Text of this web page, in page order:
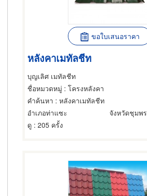
ขอใบเสนอราคา
หลังคาเมทัลชีท
บุญเลิศ เมทัลชีท
ชื่อหมวดหมู่ : โครงหลังคา
คำค้นหา : หลังคาเมทัลชีท
อำเภอท่าแซะ
จังหวัดชุมพร
ดู : 205 ครั้ง